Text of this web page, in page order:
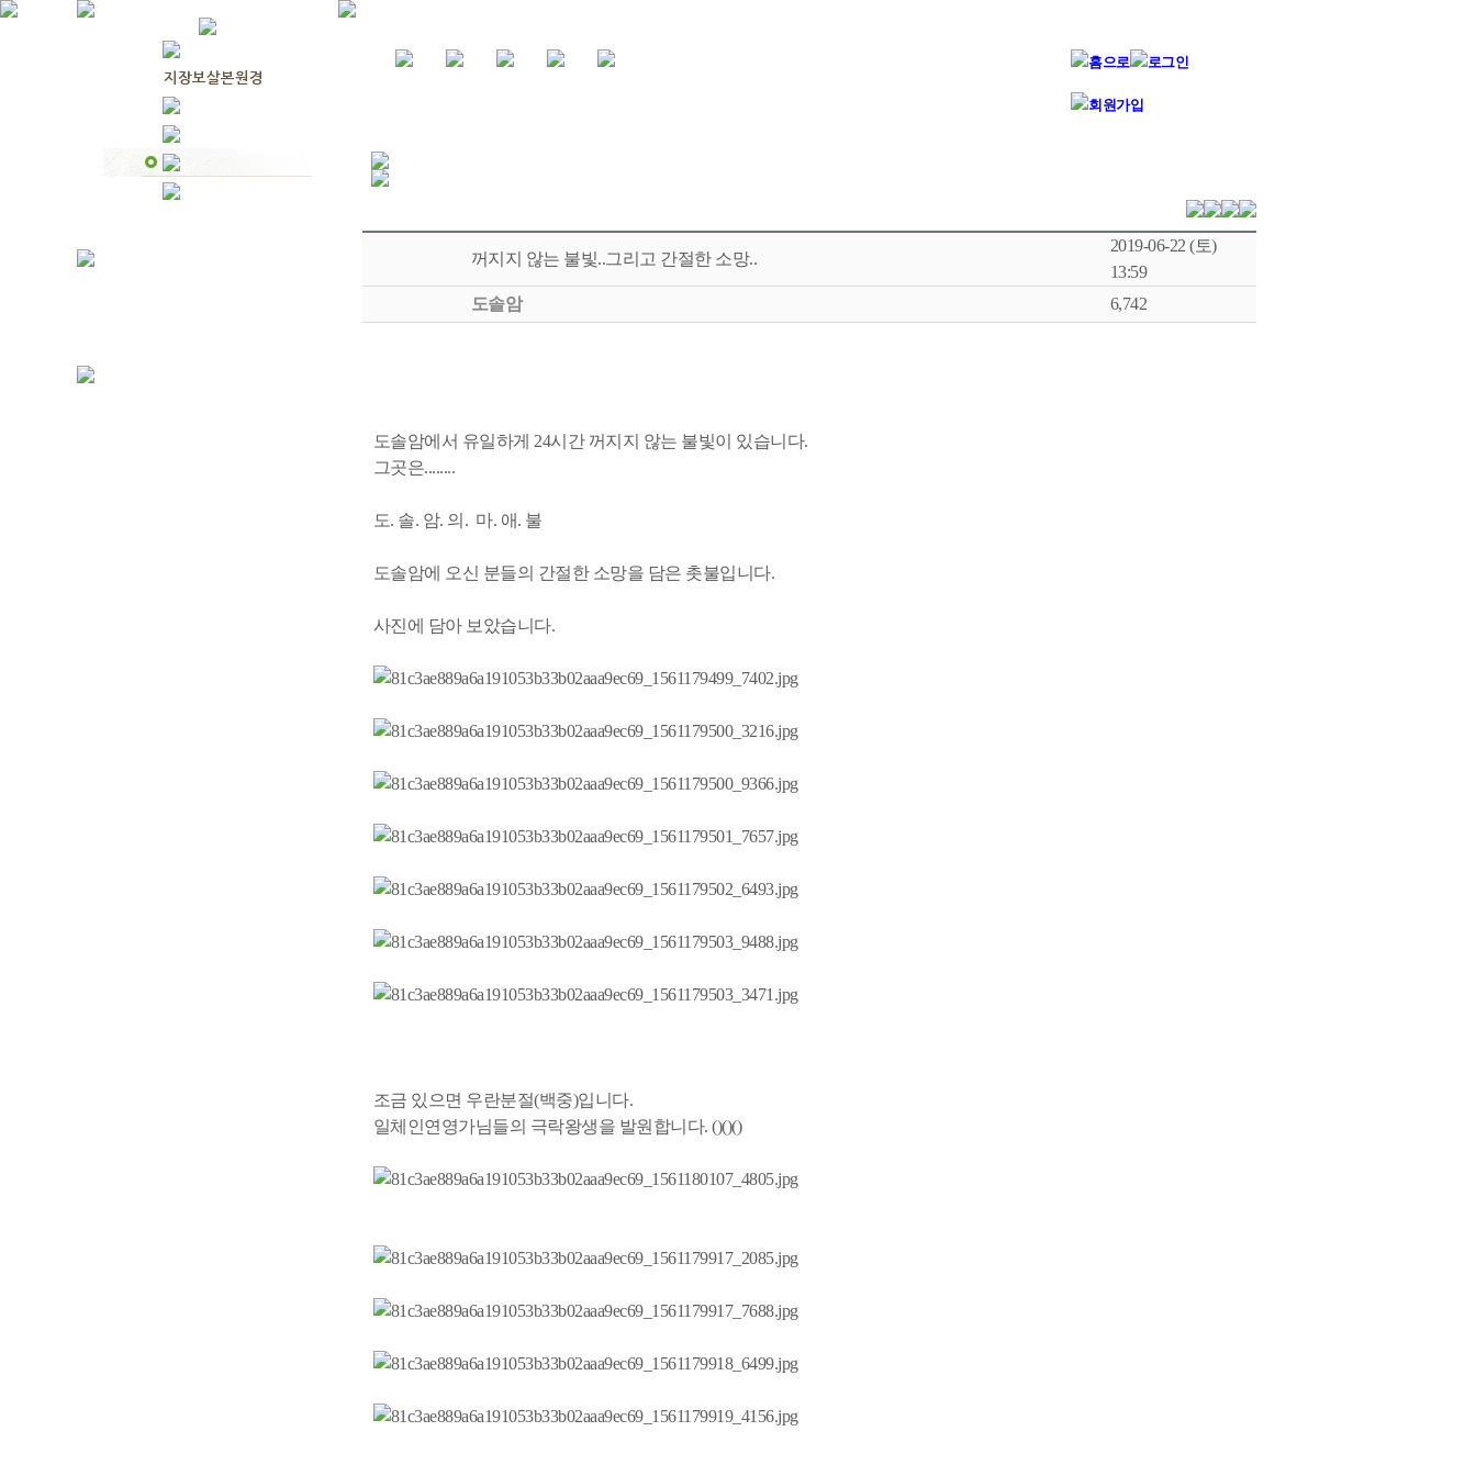
꺼지지 않는 불빛..그리고 간절한 소망..
2019-06-22 (토)
13:59
도솔암
6,742
도솔암에서 유일하게 24시간 꺼지지 않는 불빛이 있습니다.
그곳은........
도. 솔. 암. 의. 마. 애. 불
도솔암에 오신 분들의 간절한 소망을 담은 촛불입니다.​
사진에 담아 보았습니다.
조금 있으면 우란분절(백중)입니다.
일체인연영가님들의 극락왕생을 발원합니다. ()()()